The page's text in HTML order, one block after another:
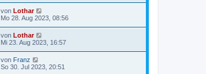
von Lothar
Mo 28. Aug 2023, 08:56
von Lothar
Mi 23. Aug 2023, 16:57
von Franz
So 30. Jul 2023, 20:51